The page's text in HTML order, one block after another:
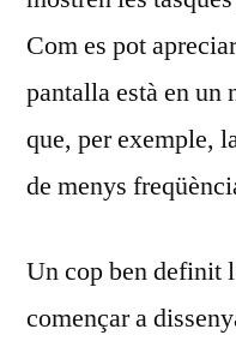
Com es pot
pantalla està en
que, per exemple,
de menys
Un cop ben definit
començar a